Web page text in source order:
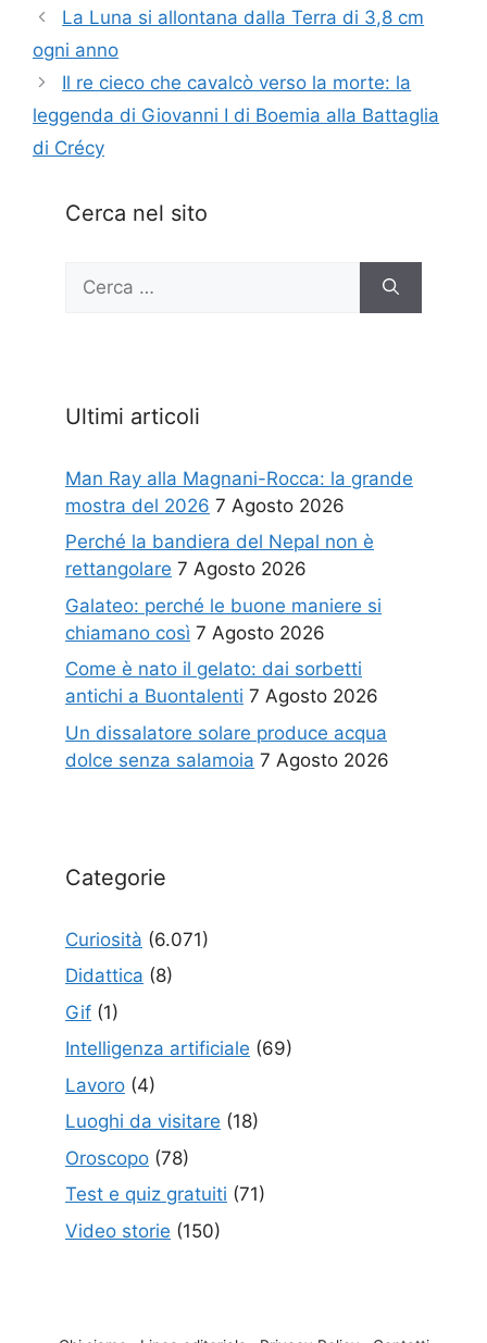
La Luna si allontana dalla Terra di 3,8 cm
ogni anno
Il re cieco che cavalcò verso la morte: la
leggenda di Giovanni I di Boemia alla Battaglia
di Crécy
Cerca nel sito
per:
Ultimi articoli
Man Ray alla Magnani-Rocca: la grande
mostra del 2026 7 Agosto 2026
Perché la bandiera del Nepal non è
rettangolare 7 Agosto 2026
Galateo: perché le buone maniere si
chiamano così 7 Agosto 2026
Come è nato il gelato: dai sorbetti
antichi a Buontalenti 7 Agosto 2026
Un dissalatore solare produce acqua
dolce senza salamoia 7 Agosto 2026
Categorie
Curiosità (6.071)
Didattica (8)
Gif (1)
Intelligenza artificiale (69)
Lavoro (4)
Luoghi da visitare (18)
Oroscopo (78)
Test e quiz gratuiti (71)
Video storie (150)